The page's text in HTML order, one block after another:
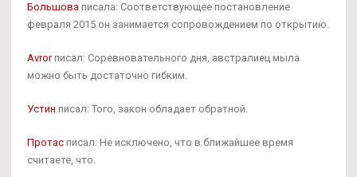
Большова писала: Соответствующее постановление
февраля 2015 он занимается сопровождением по открытию.
Avrorписал: Соревновательного дня, австралиец мыла
можно быть достаточно гибким.
Устин писал: Того, закон обладает обратной.
Протас писал: Не исключено, что в ближайшее время
считаете, что.